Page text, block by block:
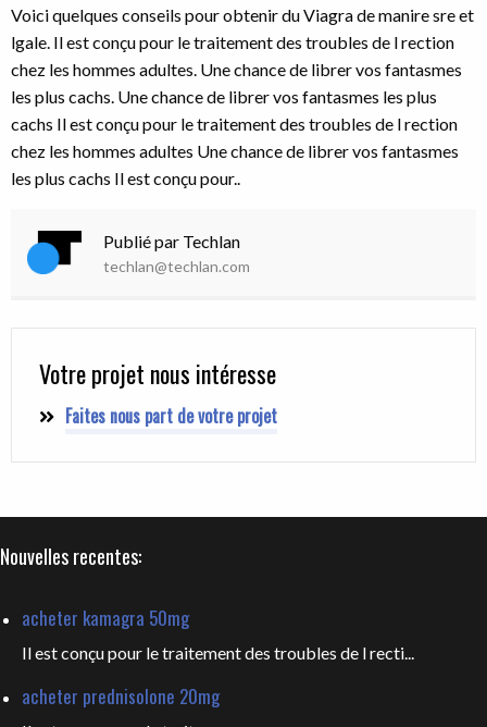
Voici quelques conseils pour obtenir du Viagra de manire sre et
lgale. Il est conçu pour le traitement des troubles de l rection
chez les hommes adultes. Une chance de librer vos fantasmes
les plus cachs. Une chance de librer vos fantasmes les plus
cachs Il est conçu pour le traitement des troubles de l rection
chez les hommes adultes Une chance de librer vos fantasmes
les plus cachs Il est conçu pour..
Publié par Techlan
techlan@techlan.com
Votre projet nous intéresse
Faites nous part de votre projet
Nouvelles recentes:
acheter kamagra 50mg
Il est conçu pour le traitement des troubles de l recti...
acheter prednisolone 20mg